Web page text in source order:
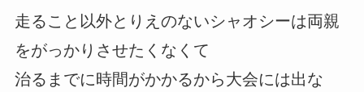
走ること以外とりえのないシャオシーは両親
をがっかりさせたくなくて
治るまでに時間がかかるから大会には出な